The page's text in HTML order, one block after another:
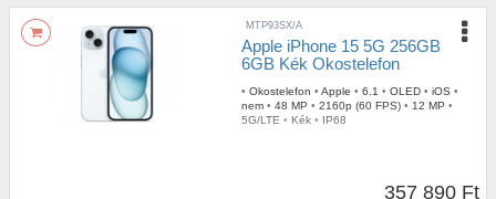
MTP93SX/A
Apple iPhone 15 5G 256GB
6GB Kék Okostelefon
• Okostelefon • Apple • 6.1 • OLED • iOS •
nem • 48 MP • 2160p (60 FPS) • 12 MP •
5G/LTE • Kék • IP68
357 890 Ft